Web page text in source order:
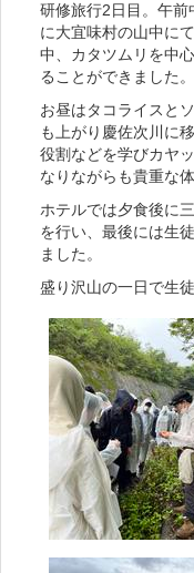
研修旅行2日目。午
に大宜味村の山中に
中、カタツムリを中
ることができました。
お昼はタコライスと
も上がり慶佐次川に
役割などを学びカヤ
なりながらも貴重な
ホテルでは夕食後に
を行い、最後には生
ました。
盛り沢山の一日で生